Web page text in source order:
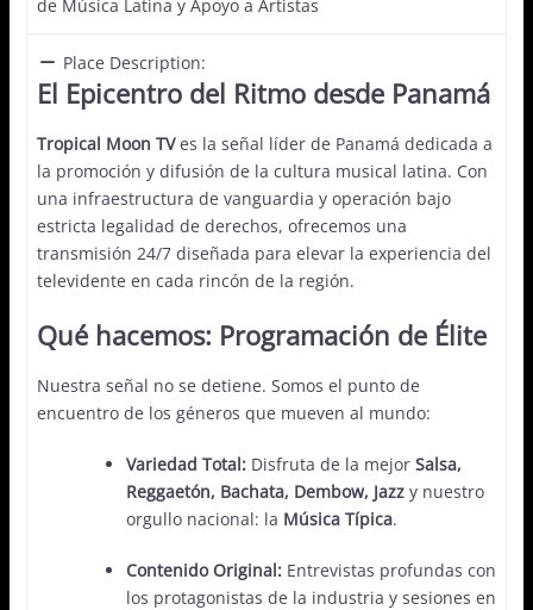
de Música Latina y Apoyo a Artistas
Place Description:
El Epicentro del Ritmo desde Panamá
Tropical Moon TVes la señal líder de Panamá dedicada a
la promoción y difusión de la cultura musical latina. Con
una infraestructura de vanguardia y operación bajo
estricta legalidad de derechos, ofrecemos una
transmisión 24/7 diseñada para elevar la experiencia del
televidente en cada rincón de la región.
Qué hacemos: Programación de Élite
Nuestra señal no se detiene. Somos el punto de
encuentro de los géneros que mueven al mundo:
Variedad Total:Disfruta de la mejor Salsa,
Reggaetón, Bachata, Dembow, Jazzy nuestro
orgullo nacional: la Música Típica.
Contenido Original:Entrevistas profundas con
los protagonistas de la industria y sesiones en